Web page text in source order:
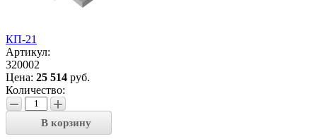
КП-21
Артикул:
320002
Цена: 25 514 руб.
Количество:
− +
В корзину